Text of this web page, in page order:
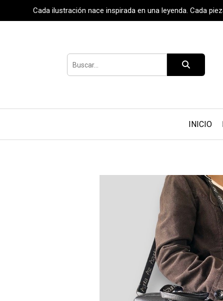
Cada ilustración nace inspirada en una leyenda. Cada
INICIO